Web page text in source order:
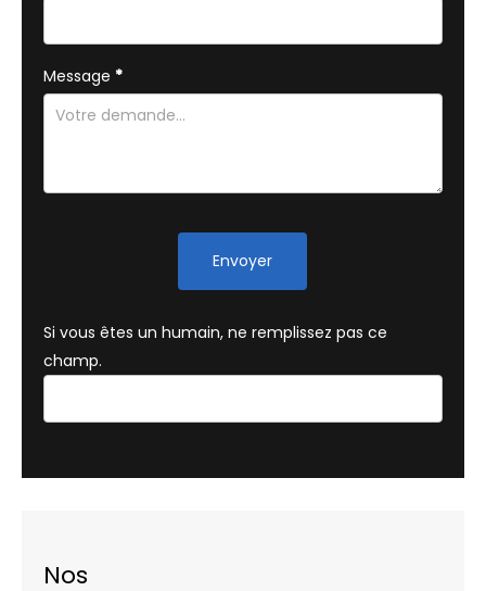
Message *
Envoyer
Si vous êtes un humain, ne remplissez pas ce
champ.
Nos